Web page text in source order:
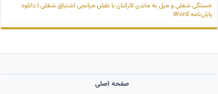
خستگی شغلی و میل به ماندن کارکنان با نقش میانجی اشتیاق شغلی | دانلود
پایان‌نامه Word
صفحه اصلی